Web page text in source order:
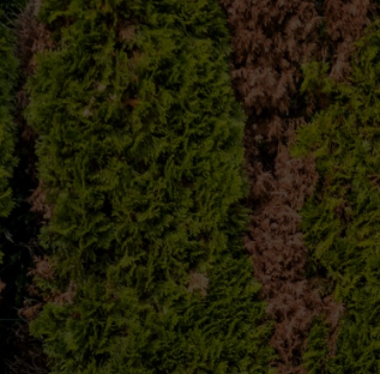
verkeerd snoeien, mechanische stress,
snoeitechniek en een beetje tijd. Als je haag
Kleine gaten gaan meestal vanzelf dicht,
je de opening snel wilt dichten, vervang je
leggen dat horizontaal of diagonaal over